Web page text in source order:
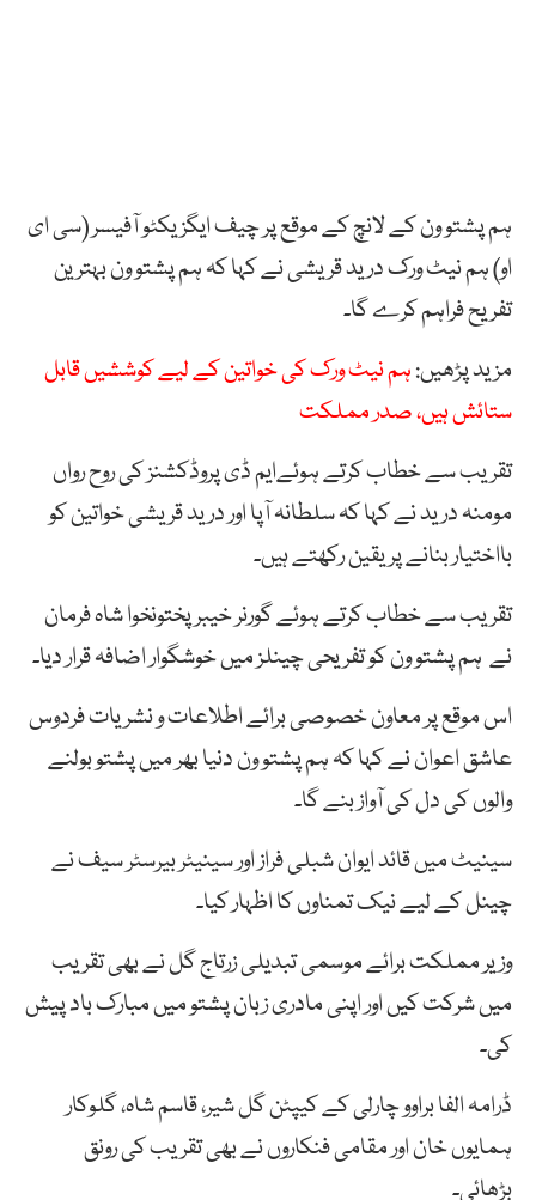
ہم پشتو ون کے لانچ کے موقع پر چیف ایگزیکٹو آفیسر (سی ای
او) ہم نیٹ ورک درید قریشی نے کہا کہ ہم پشتو ون بہترین
تفریح فراہم کرے گا۔
مزید پڑھیں:ہم نیٹ ورک کی خواتین کے لیے کوششیں قابل
ستائش ہیں، صدر مملکت
تقریب سے خطاب کرتے ہوئےایم ڈی پروڈکشنز کی روح رواں
مومنہ درید نے کہا کہ سلطانہ آپا اور درید قریشی خواتین کو
بااختیار بنانے پر یقین رکھتے ہیں۔
تقریب سے خطاب کرتے ہوئے گورنر خیبر پختونخوا شاہ فرمان
نے ہم پشتو ون کو تفریحی چینلز میں خوشگوار اضافہ قرار دیا۔
اس موقع پر معاون خصوصی برائے اطلاعات و نشریات فردوس
عاشق اعوان نے کہا کہ ہم پشتو ون دنیا بھر میں پشتو بولنے
والوں کی دل کی آواز بنے گا۔
سینیٹ میں قائد ایوان شبلی فراز اور سینیٹر بیرسٹر سیف نے
چینل کے لیے نیک تمناوں کا اظہار کیا۔
وزیر مملکت برائے موسمی تبدیلی زرتاج گل نے بھی تقریب
میں شرکت کیں اور اپنی مادری زبان پشتو میں مبارک باد پیش
کی۔
ڈرامہ الفا براوو چارلی کے کیپٹن گل شیر، قاسم شاہ، گلوکار
ہمایوں خان اور مقامی فنکاروں نے بھی تقریب کی رونق
بڑھائی۔